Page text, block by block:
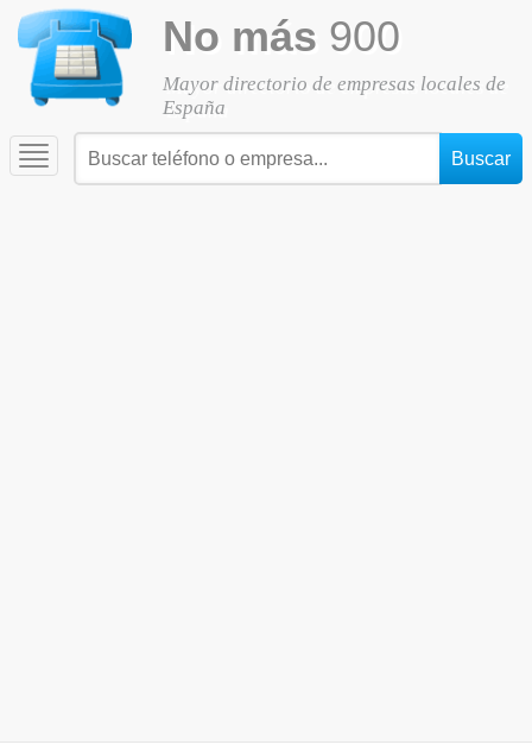
No más 900
Mayor directorio de empresas locales de
España
Toggle
navigation